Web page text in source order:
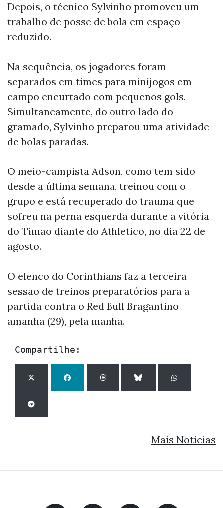
Depois, o técnico Sylvinho promoveu um
trabalho de posse de bola em espaço
reduzido.
Na sequência, os jogadores foram
separados em times para minijogos em
campo encurtado com pequenos gols.
Simultaneamente, do outro lado do
gramado, Sylvinho preparou uma atividade
de bolas paradas.
O meio-campista Adson, como tem sido
desde a última semana, treinou com o
grupo e está recuperado do trauma que
sofreu na perna esquerda durante a vitória
do Timão diante do Athletico, no dia 22 de
agosto.
O elenco do Corinthians faz a terceira
sessão de treinos preparatórios para a
partida contra o Red Bull Bragantino
amanhã (29), pela manhã.
Compartilhe:
Mais Noticias